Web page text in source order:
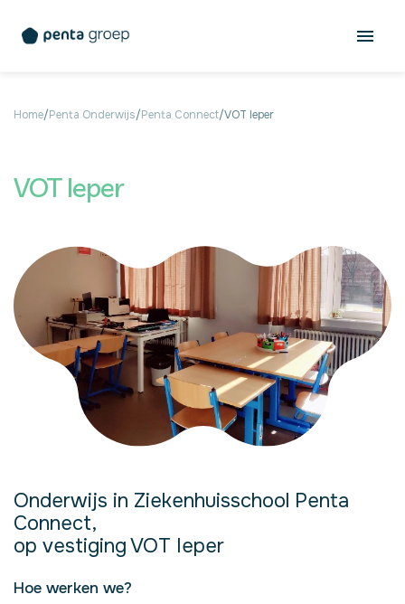
Home/Penta Onderwijs/Penta Connect/VOT Ieper
VOT Ieper
Onderwijs in Ziekenhuisschool Penta
Connect,
op vestiging VOT Ieper
Hoe werken we?